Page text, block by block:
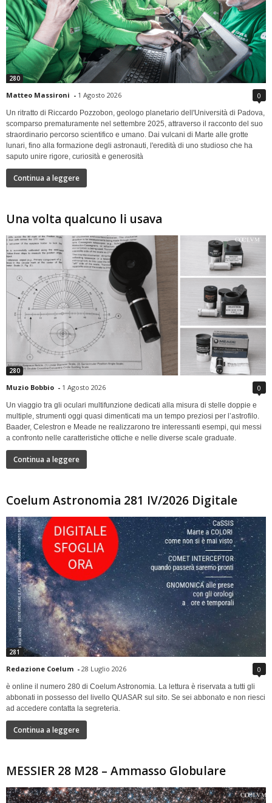
280
Matteo Massironi - 1 Agosto 2026 0
Un ritratto di Riccardo Pozzobon, geologo planetario dell'Università di Padova,
scomparso prematuramente nel settembre 2025, attraverso il racconto del suo
straordinario percorso scientifico e umano. Dai vulcani di Marte alle grotte
lunari, fino alla formazione degli astronauti, l'eredità di uno studioso che ha
saputo unire rigore, curiosità e generosità
Continua a leggere
Una volta qualcuno li usava
280
Muzio Bobbio - 1 Agosto 2026 0
Un viaggio tra gli oculari multifunzione dedicati alla misura di stelle doppie e
multiple, strumenti oggi quasi dimenticati ma un tempo preziosi per l’astrofilo.
Baader, Celestron e Meade ne realizzarono tre interessanti esempi, qui messi
a confronto nelle caratteristiche ottiche e nelle diverse scale graduate.
Continua a leggere
Coelum Astronomia 281 IV/2026 Digitale
281
Redazione Coelum - 28 Luglio 2026 0
è online il numero 280 di Coelum Astronomia. La lettura è riservata a tutti gli
abbonati in possesso del livello QUASAR sul sito. Se sei abbonato e non riesci
ad accedere contatta la segreteria.
Continua a leggere
MESSIER 28 M28 – Ammasso Globulare